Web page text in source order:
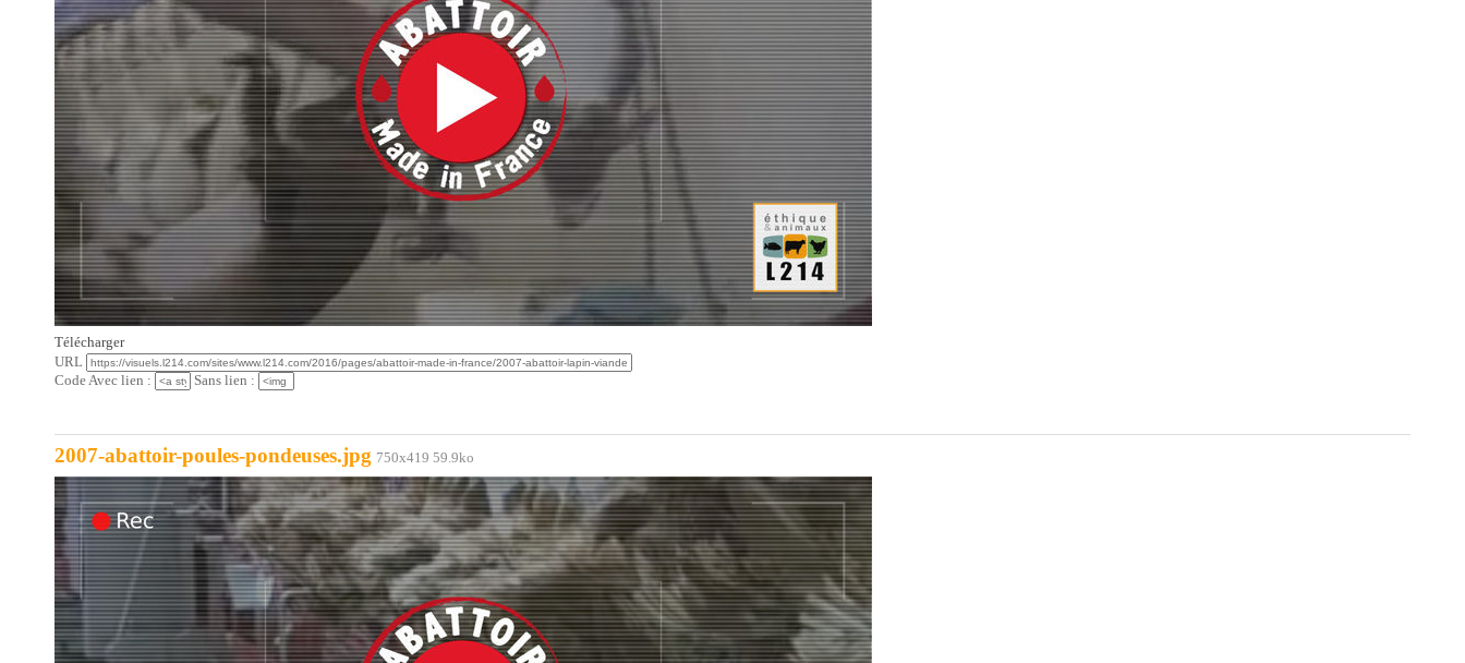
Télécharger
URL
Code Avec lien :
Sans lien :
2007-abattoir-poules-pondeuses.jpg 750x419 59.9ko